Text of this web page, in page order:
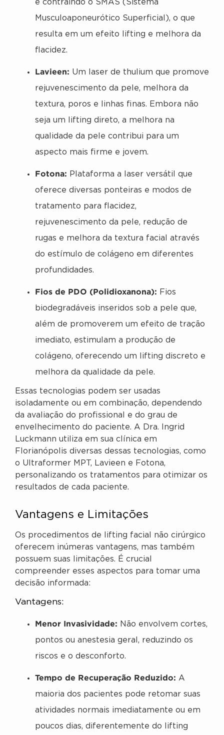
e contraindo o SMAS (Sistema
Musculoaponeurótico Superficial), o que
resulta em um efeito lifting e melhora da
flacidez.
Lavieen: Um laser de thulium que promove
rejuvenescimento da pele, melhora da
textura, poros e linhas finas. Embora não
seja um lifting direto, a melhora na
qualidade da pele contribui para um
aspecto mais firme e jovem.
Fotona: Plataforma a laser versátil que
oferece diversas ponteiras e modos de
tratamento para flacidez,
rejuvenescimento da pele, redução de
rugas e melhora da textura facial através
do estímulo de colágeno em diferentes
profundidades.
Fios de PDO (Polidioxanona): Fios
biodegradáveis inseridos sob a pele que,
além de promoverem um efeito de tração
imediato, estimulam a produção de
colágeno, oferecendo um lifting discreto e
melhora da qualidade da pele.
Essas tecnologias podem ser usadas
isoladamente ou em combinação, dependendo
da avaliação do profissional e do grau de
envelhecimento do paciente. A Dra. Ingrid
Luckmann utiliza em sua clínica em
Florianópolis diversas dessas tecnologias, como
o Ultraformer MPT, Lavieen e Fotona,
personalizando os tratamentos para otimizar os
resultados de cada paciente.
Vantagens e Limitações
Os procedimentos de lifting facial não cirúrgico
oferecem inúmeras vantagens, mas também
possuem suas limitações. É crucial
compreender esses aspectos para tomar uma
decisão informada:
Vantagens:
Menor Invasividade: Não envolvem cortes,
pontos ou anestesia geral, reduzindo os
riscos e o desconforto.
Tempo de Recuperação Reduzido: A
maioria dos pacientes pode retomar suas
atividades normais imediatamente ou em
poucos dias, diferentemente do lifting